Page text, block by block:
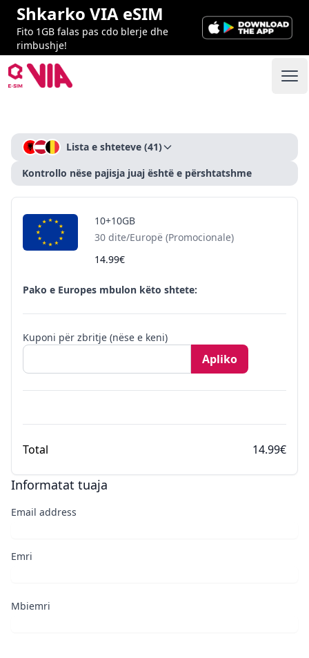
Shkarko VIA eSIM
Fito 1GB falas pas cdo blerje dhe
rimbushje!
VIA ESIM
Checkout Lista e shteteve (41)
Kontrollo nëse pajisja juaj është e përshtatshme
10+10GB
30 dite/Europë (Promocionale)
14.99€
Pako e Europes mbulon këto shtete:
Kuponi për zbritje (nëse e keni)
Apliko
Total 14.99€
Informatat tuaja
Email address
Emri
Mbiemri